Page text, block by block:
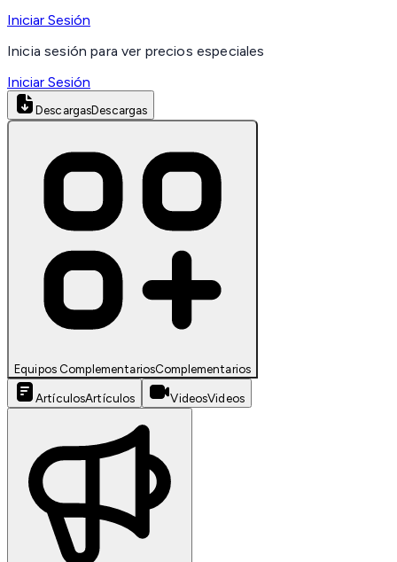
Iniciar Sesión
Inicia sesión para ver precios especiales
Iniciar Sesión
DescargasDescargas
Equipos ComplementariosComplementarios
ArtículosArtículos VideosVideos